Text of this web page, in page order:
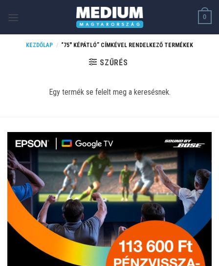
0
KEZDŐLAP / “75" KÉPÁTLÓ” CÍMKÉVEL RENDELKEZŐ TERMÉKEK
SZŰRÉS
Egy termék se felelt meg a keresésnek.